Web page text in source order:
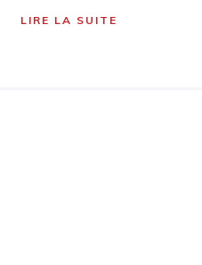
liés à la sécurité en ligne
LIRE LA SUITE